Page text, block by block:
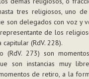
tres religiosos, uno
son delegados con voz y
de los
(RdV. 228).
(RdV. 273) son
son instancias muy
de retiro, a la